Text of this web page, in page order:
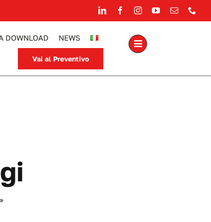
DOWNLOAD NEWS
Vai al Preventivo
»